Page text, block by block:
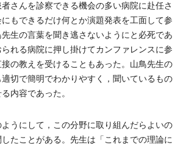
さんを診察できる機会の多い病院に赴任さ
もできるだけ何とか演題発表を工面して参
生の言葉を聞き逃さないようにと必死であ
れる病院に押し掛けてカンファレンスに参
の教えを受けることもあった。山鳥先生の
切で簡明でわかりやすく，聞いているもの
内容であった。
うにして，この分野に取り組んだらよいの
たことがある。先生は「これまでの理論に